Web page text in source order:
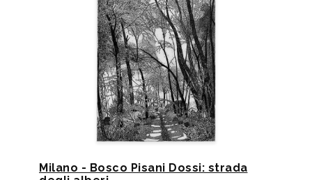
Milano - Bosco Pisani Dossi: strada